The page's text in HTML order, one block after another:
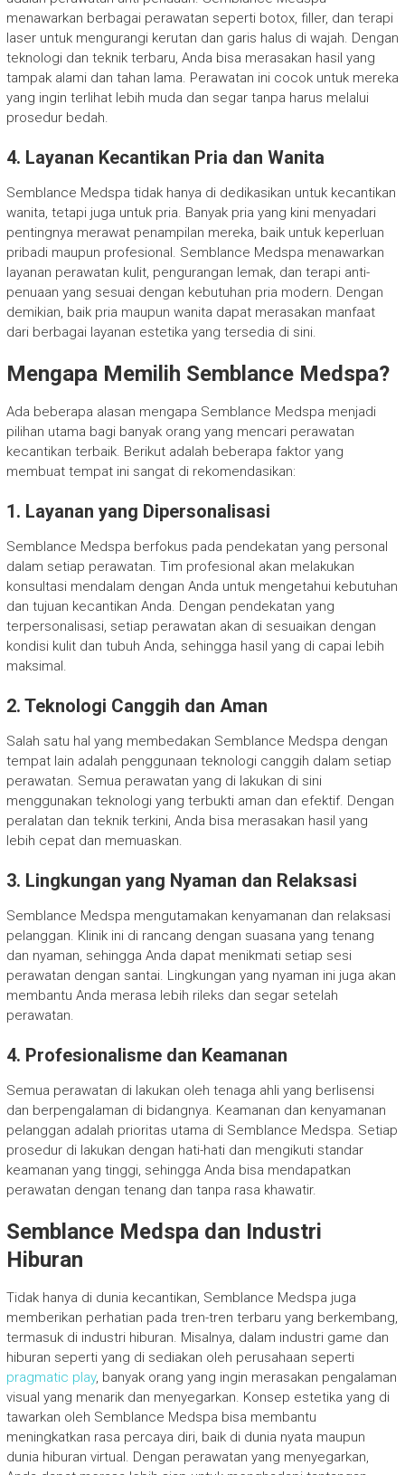
menawarkan berbagai perawatan seperti botox, filler, dan terapi
laser untuk mengurangi kerutan dan garis halus di wajah. Dengan
teknologi dan teknik terbaru, Anda bisa merasakan hasil yang
tampak alami dan tahan lama. Perawatan ini cocok untuk mereka
yang ingin terlihat lebih muda dan segar tanpa harus melalui
prosedur bedah.
4. Layanan Kecantikan Pria dan Wanita
Semblance Medspa tidak hanya di dedikasikan untuk kecantikan
wanita, tetapi juga untuk pria. Banyak pria yang kini menyadari
pentingnya merawat penampilan mereka, baik untuk keperluan
pribadi maupun profesional. Semblance Medspa menawarkan
layanan perawatan kulit, pengurangan lemak, dan terapi anti-
penuaan yang sesuai dengan kebutuhan pria modern. Dengan
demikian, baik pria maupun wanita dapat merasakan manfaat
dari berbagai layanan estetika yang tersedia di sini.
Mengapa Memilih Semblance Medspa?
Ada beberapa alasan mengapa Semblance Medspa menjadi
pilihan utama bagi banyak orang yang mencari perawatan
kecantikan terbaik. Berikut adalah beberapa faktor yang
membuat tempat ini sangat di rekomendasikan:
1. Layanan yang Dipersonalisasi
Semblance Medspa berfokus pada pendekatan yang personal
dalam setiap perawatan. Tim profesional akan melakukan
konsultasi mendalam dengan Anda untuk mengetahui kebutuhan
dan tujuan kecantikan Anda. Dengan pendekatan yang
terpersonalisasi, setiap perawatan akan di sesuaikan dengan
kondisi kulit dan tubuh Anda, sehingga hasil yang di capai lebih
maksimal.
2. Teknologi Canggih dan Aman
Salah satu hal yang membedakan Semblance Medspa dengan
tempat lain adalah penggunaan teknologi canggih dalam setiap
perawatan. Semua perawatan yang di lakukan di sini
menggunakan teknologi yang terbukti aman dan efektif. Dengan
peralatan dan teknik terkini, Anda bisa merasakan hasil yang
lebih cepat dan memuaskan.
3. Lingkungan yang Nyaman dan Relaksasi
Semblance Medspa mengutamakan kenyamanan dan relaksasi
pelanggan. Klinik ini di rancang dengan suasana yang tenang
dan nyaman, sehingga Anda dapat menikmati setiap sesi
perawatan dengan santai. Lingkungan yang nyaman ini juga akan
membantu Anda merasa lebih rileks dan segar setelah
perawatan.
4. Profesionalisme dan Keamanan
Semua perawatan di lakukan oleh tenaga ahli yang berlisensi
dan berpengalaman di bidangnya. Keamanan dan kenyamanan
pelanggan adalah prioritas utama di Semblance Medspa. Setiap
prosedur di lakukan dengan hati-hati dan mengikuti standar
keamanan yang tinggi, sehingga Anda bisa mendapatkan
perawatan dengan tenang dan tanpa rasa khawatir.
Semblance Medspa dan Industri
Hiburan
Tidak hanya di dunia kecantikan, Semblance Medspa juga
memberikan perhatian pada tren-tren terbaru yang berkembang,
termasuk di industri hiburan. Misalnya, dalam industri game dan
hiburan seperti yang di sediakan oleh perusahaan seperti
pragmatic play, banyak orang yang ingin merasakan pengalaman
visual yang menarik dan menyegarkan. Konsep estetika yang di
tawarkan oleh Semblance Medspa bisa membantu
meningkatkan rasa percaya diri, baik di dunia nyata maupun
dunia hiburan virtual. Dengan perawatan yang menyegarkan,